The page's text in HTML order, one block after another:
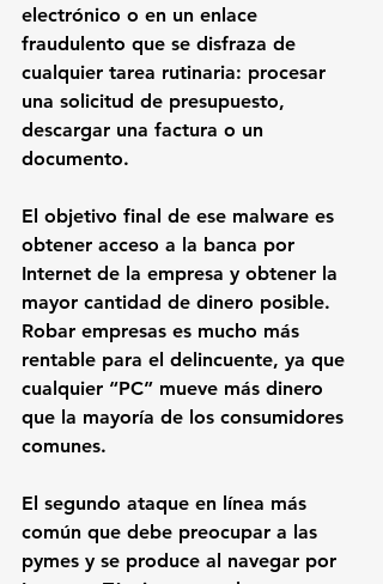
electrónico o en un enlace
fraudulento que se disfraza de
cualquier tarea rutinaria: procesar
una solicitud de presupuesto,
descargar una factura o un
documento.
El objetivo final de ese malware es
obtener acceso a la banca por
Internet de la empresa y obtener la
mayor cantidad de dinero posible.
Robar empresas es mucho más
rentable para el delincuente, ya que
cualquier “PC” mueve más dinero
que la mayoría de los consumidores
comunes.
El segundo ataque en línea más
común que debe preocupar a las
pymes y se produce al navegar por